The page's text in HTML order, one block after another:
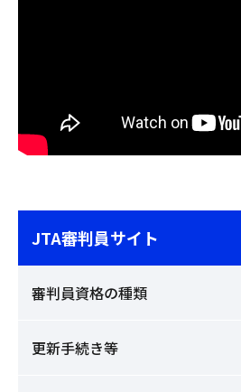
JTA審判員サイト
審判員資格の種類
更新手続き等